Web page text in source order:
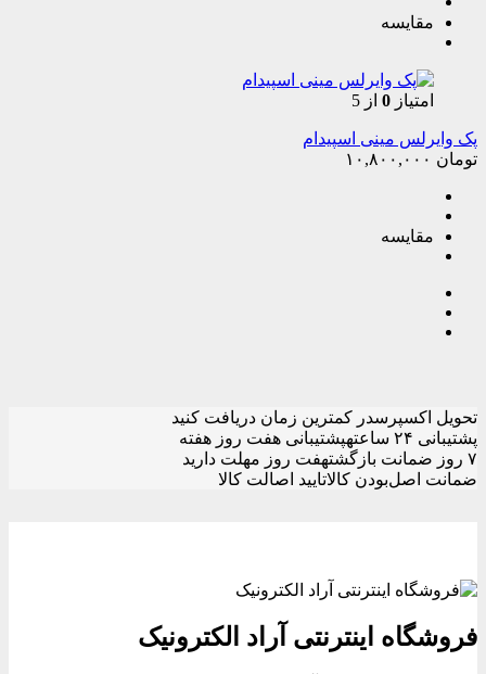
مقایسه
امتیاز 0 از 5
پک وایرلس مینی اسپیدام
تومان
مقایسه
تحویل اکسپرسدر کمترین زمان دریافت کنید
پشتیبانی ۲۴ ساعته
پشتیبانی هفت روز هفته
۷ روز ضمانت بازگشت
هفت روز مهلت دارید
ضمانت اصل‌بودن کالاتایید اصالت کالا
فروشگاه اینترنتی آراد الکترونیک